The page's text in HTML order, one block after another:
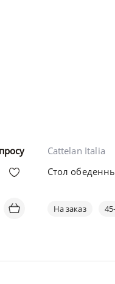
Cattelan Italia
Стол
На заказ